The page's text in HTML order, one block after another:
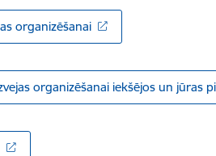
organizēšanai
organizēšanai iekšējos un jūras